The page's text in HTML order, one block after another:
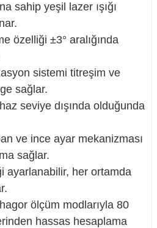
sahip yeşil lazer ışığı
özelliği ±3° aralığında
sistemi titreşim ve
sağlar.
seviye dışında olduğunda
ve ince ayar mekanizması
sağlar.
ayarlanabilir, her ortamda
ölçüm modlarıyla 80
hassas hesaplama